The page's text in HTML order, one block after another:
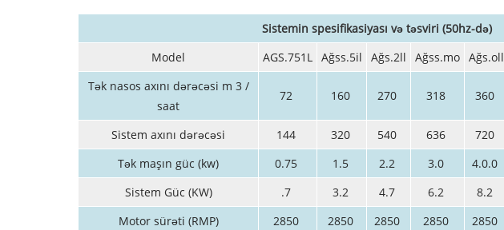
Sistemin spesifikasiyası və təsviri (50hz-də)
Model
AGS.751L Ağss.5il Ağs.2ll Ağss.mo Ağs.oll
Tək nasos axını dərəcəsi m 3 /
saat
72 160 270 318 360
Sistem axını dərəcəsi 144 320 540 636
720
Tək maşın güc (kw)
0.75 1.5 2.2 3.0
4.0.0
Sistem Güc (KW)
.7 3.2 4.7 6.2
8.2
Motor sürəti (RMP)
2850 2850 2850 2850
2850